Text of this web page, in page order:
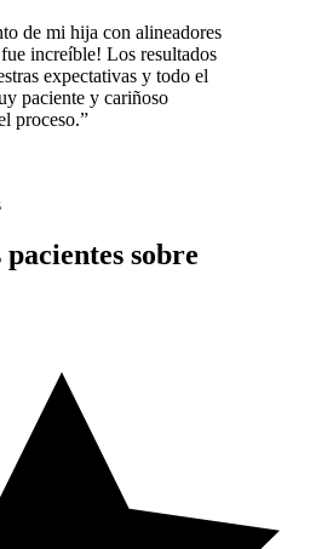
de mi hija con alineadores
increíble! Los resultados
expectativas y todo el
paciente y cariñoso
proceso.”
sobre